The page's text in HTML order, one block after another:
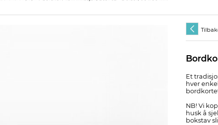
Et
hver
NB! Vi
husk å
bokstav